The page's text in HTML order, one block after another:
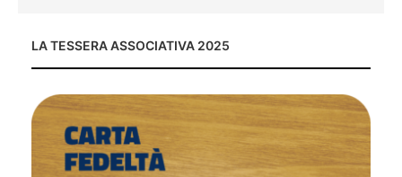
LA TESSERA ASSOCIATIVA 2025